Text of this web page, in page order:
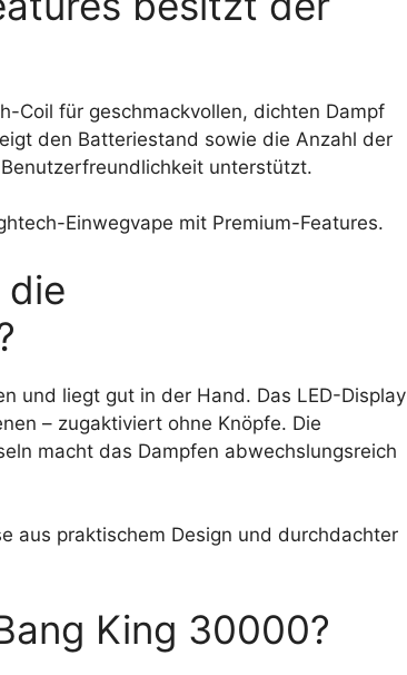
Coil für geschmackvollen, dichten Dampf
den Batteriestand sowie die Anzahl der
unterstützt.
Einwegvape mit Premium-Features.
die
und liegt gut in der Hand. Das LED-Display
– zugaktiviert ohne Knöpfe. Die
macht das Dampfen abwechslungsreich
aus praktischem Design und durchdachter
King 30000?